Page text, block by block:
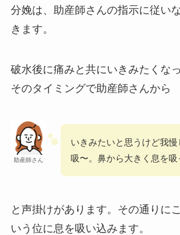
分娩は、助産師さんの指示に従い
きます。
破水後に痛みと共にいきみたくな
そのタイミングで助産師さんから
助産師さん
いきみたいと思うけど我
吸〜。鼻から大きく息を吸
と声掛けがあります。その通りに
いう位に息を吸い込みます。